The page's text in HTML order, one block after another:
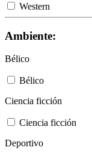
Western
Ambiente:
Bélico
Bélico
Ciencia ficción
Ciencia ficción
Deportivo